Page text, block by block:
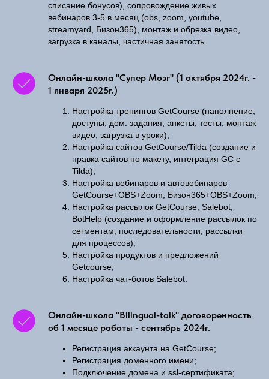
списание бонусов), сопровождение живых
вебинаров 3-5 в месяц (obs, zoom, youtube,
streamyard, Бизон365), монтаж и обрезка видео,
загрузка в каналы, частичная занятость.
Онлайн-школа "Супер Мозг" (1 октября 2024г. -
1 января 2025г.)
Настройка тренингов GetCourse (наполнение,
доступы, дом. задания, анкеты, тесты, монтаж
видео, загрузка в уроки);
Настройка сайтов GetCourse/Tilda (создание и
правка сайтов по макету, интеграция GC с
Tilda);
Настройка вебинаров и автовебинаров
GetCourse+OBS+Zoom, Бизон365+OBS+Zoom;
Настройка рассылок GetCourse, Salebot,
BotHelp (создание и оформление рассылок по
сегментам, последовательности, рассылки
для процессов);
Настройка продуктов и предложений
Getcourse;
Настройка чат-ботов Salebot.
Онлайн-школа "Bilingual-talk" договоренность
об 1 месяце работы - сентябрь 2024г.
Регистрация аккаунта на GetCourse;
Регистрация доменного имени;
Подключение домена и ssl-сертификата;